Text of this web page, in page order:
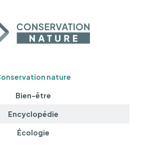
nature
Bien-être
Encyclopédie
Écologie